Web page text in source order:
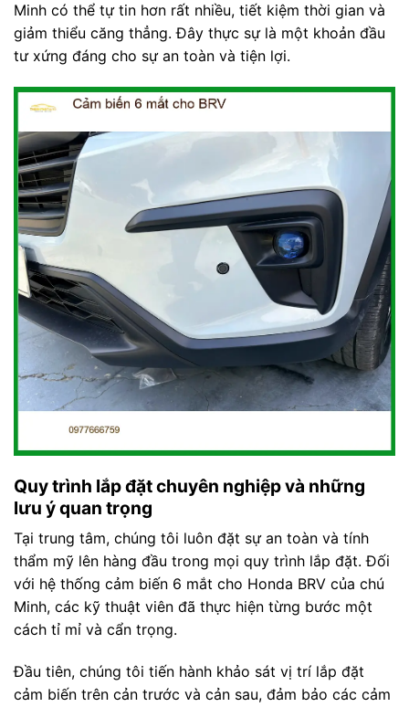
Minh có thể tự tin hơn rất nhiều, tiết kiệm thời gian và
giảm thiểu căng thẳng. Đây thực sự là một khoản đầu
tư xứng đáng cho sự an toàn và tiện lợi.
Quy trình lắp đặt chuyên nghiệp và những
lưu ý quan trọng
Tại trung tâm, chúng tôi luôn đặt sự an toàn và tính
thẩm mỹ lên hàng đầu trong mọi quy trình lắp đặt. Đối
với hệ thống cảm biến 6 mắt cho Honda BRV của chú
Minh, các kỹ thuật viên đã thực hiện từng bước một
cách tỉ mỉ và cẩn trọng.
Đầu tiên, chúng tôi tiến hành khảo sát vị trí lắp đặt
cảm biến trên cản trước và cản sau, đảm bảo các cảm